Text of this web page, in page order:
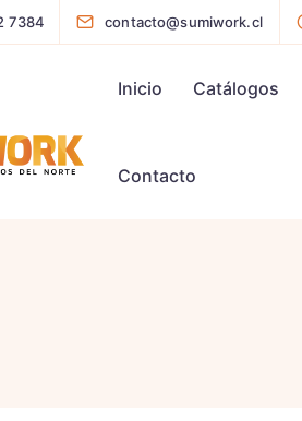
7384 contacto@sumiwork.cl
Inicio Catálogos
Contacto